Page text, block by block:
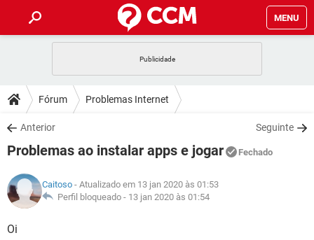
MENU
CELULAR FACEBOOK
OUTLOOK
INSTAGRAM GMAIL
GUIA DE COMPRAS
DICAS
JOGOS WHATSAPP
INSTAGRAM GMAIL
GUIA DE COMPRAS
DOWNLOADS
JOGOS WHATSAPP
CELULAR
OUTLOOK EXCEL
INSTAGRAM
JOGOS WHATSAPP
CELULAR
OUTLOOK
GLOSSÁRIO
JOGOS
Fórum Problemas Internet
Anterior Seguinte
Problemas ao instalar apps e jogar Fechado
Caitoso - Atualizado em 13 jan 2020 às 01:53
Perfil bloqueado - 13 jan 2020 às 01:54
Oi